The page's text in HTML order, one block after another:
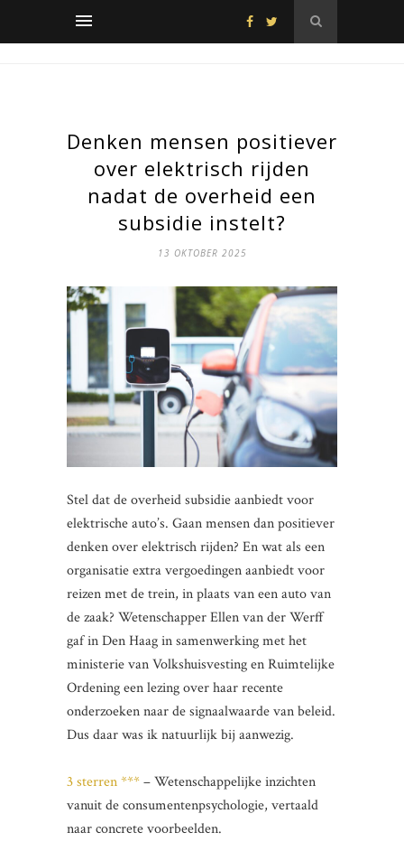
Denken mensen positiever
over elektrisch rijden
nadat de overheid een
subsidie instelt?
13 OKTOBER 2025
Stel dat de overheid subsidie aanbiedt voor
elektrische auto’s. Gaan mensen dan positiever
denken over elektrisch rijden? En wat als een
organisatie extra vergoedingen aanbiedt voor
reizen met de trein, in plaats van een auto van
de zaak? Wetenschapper Ellen van der Werff
gaf in Den Haag in samenwerking met het
ministerie van Volkshuisvesting en Ruimtelijke
Ordening een lezing over haar recente
onderzoeken naar de signaalwaarde van beleid.
Dus daar was ik natuurlijk bij aanwezig.
3 sterren ***– Wetenschappelijke inzichten
vanuit de consumentenpsychologie, vertaald
naar concrete voorbeelden.